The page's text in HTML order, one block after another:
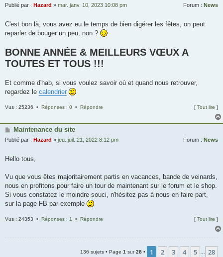
Publié par : Hazard » mar. janv. 10, 2023 10:08 pm Forum : News
C'est bon là, vous avez eu le temps de bien digérer les fêtes, on peut
reparler de bouger un peu, non ?
BONNE ANNÉE & MEILLEURS VŒUX A
TOUTES ET TOUS !!!
Et comme d'hab, si vous voulez savoir où et quand nous retrouver,
regardez le calendrier
Vus : 25236 • Réponses : 0 • Répondre [ Tout lire ]
Maintenance du site
Publié par : Hazard » jeu. juil. 21, 2022 8:12 pm Forum : News
Hello tous,
Vu que vous êtes majoritairement partis en vacances, bande de veinards,
nous en profitons pour faire un tour de maintenant sur le forum et le shop.
Si vous constatez le moindre souci, n'hésitez pas à nous en faire part,
sur la page FB par exemple
Vus : 24353 • Réponses : 1 • Répondre [ Tout lire ]
136 sujets • Page 1 sur28 • 1 2 3 4 5 28